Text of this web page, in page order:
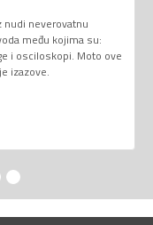
nudi neverovatnu
među kojima su:
i osciloskopi. Moto ove
izazove.